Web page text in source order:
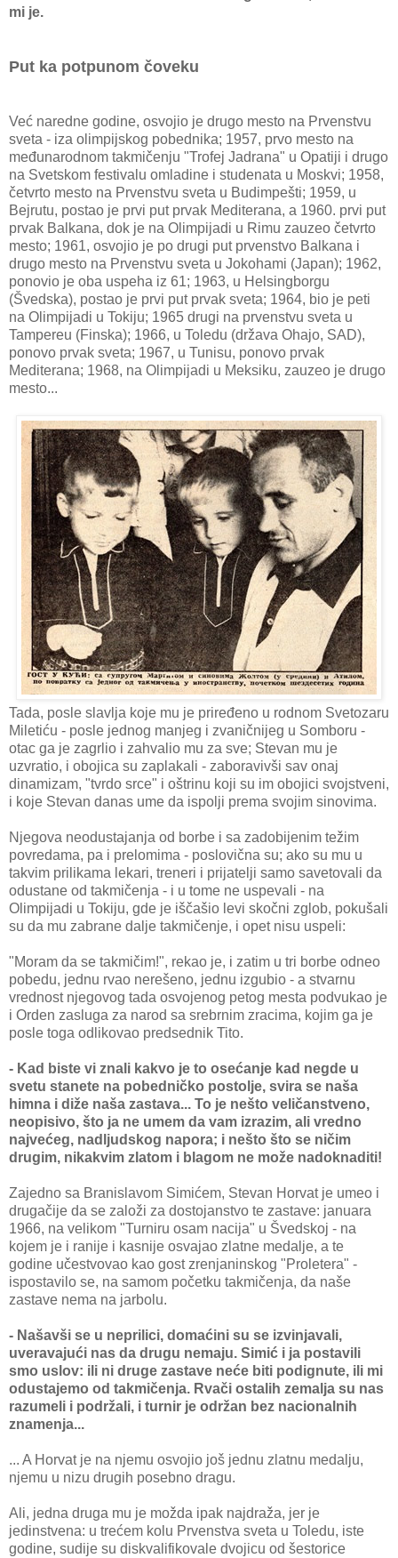
mi je.
Put ka potpunom čoveku
Već naredne godine, osvojio je drugo mesto na Prvenstvu
sveta - iza olimpijskog pobednika; 1957, prvo mesto na
međunarodnom takmičenju "Trofej Jadrana" u Opatiji i drugo
na Svetskom festivalu omladine i studenata u Moskvi; 1958,
četvrto mesto na Prvenstvu sveta u Budimpešti; 1959, u
Bejrutu, postao je prvi put prvak Mediterana, a 1960. prvi put
prvak Balkana, dok je na Olimpijadi u Rimu zauzeo četvrto
mesto; 1961, osvojio je po drugi put prvenstvo Balkana i
drugo mesto na Prvenstvu sveta u Jokohami (Japan); 1962,
ponovio je oba uspeha iz 61; 1963, u Helsingborgu
(Švedska), postao je prvi put prvak sveta; 1964, bio je peti
na Olimpijadi u Tokiju; 1965 drugi na prvenstvu sveta u
Tampereu (Finska); 1966, u Toledu (država Ohajo, SAD),
ponovo prvak sveta; 1967, u Tunisu, ponovo prvak
Mediterana; 1968, na Olimpijadi u Meksiku, zauzeo je drugo
mesto...
Tada, posle slavlja koje mu je priređeno u rodnom Svetozaru
Miletiću - posle jednog manjeg i zvaničnijeg u Somboru -
otac ga je zagrlio i zahvalio mu za sve; Stevan mu je
uzvratio, i obojica su zaplakali - zaboravivši sav onaj
dinamizam, "tvrdo srce" i oštrinu koji su im obojici svojstveni,
i koje Stevan danas ume da ispolji prema svojim sinovima.
Njegova neodustajanja od borbe i sa zadobijenim težim
povredama, pa i prelomima - poslovična su; ako su mu u
takvim prilikama lekari, treneri i prijatelji samo savetovali da
odustane od takmičenja - i u tome ne uspevali - na
Olimpijadi u Tokiju, gde je iščašio levi skočni zglob, pokušali
su da mu zabrane dalje takmičenje, i opet nisu uspeli:
"Moram da se takmičim!", rekao je, i zatim u tri borbe odneo
pobedu, jednu rvao nerešeno, jednu izgubio - a stvarnu
vrednost njegovog tada osvojenog petog mesta podvukao je
i Orden zasluga za narod sa srebrnim zracima, kojim ga je
posle toga odlikovao predsednik Tito.
- Kad biste vi znali kakvo je to osećanje kad negde u
svetu stanete na pobedničko postolje, svira se naša
himna i diže naša zastava... To je nešto veličanstveno,
neopisivo, što ja ne umem da vam izrazim, ali vredno
najvećeg, nadljudskog napora; i nešto što se ničim
drugim, nikakvim zlatom i blagom ne može nadoknaditi!
Zajedno sa Branislavom Simićem, Stevan Horvat je umeo i
drugačije da se založi za dostojanstvo te zastave: januara
1966, na velikom "Turniru osam nacija" u Švedskoj - na
kojem je i ranije i kasnije osvajao zlatne medalje, a te
godine učestvovao kao gost zrenjaninskog "Proletera" -
ispostavilo se, na samom početku takmičenja, da naše
zastave nema na jarbolu.
- Našavši se u neprilici, domaćini su se izvinjavali,
uveravajući nas da drugu nemaju. Simić i ja postavili
smo uslov: ili ni druge zastave neće biti podignute, ili mi
odustajemo od takmičenja. Rvači ostalih zemalja su nas
razumeli i podržali, i turnir je održan bez nacionalnih
znamenja...
... A Horvat je na njemu osvojio još jednu zlatnu medalju,
njemu u nizu drugih posebno dragu.
Ali, jedna druga mu je možda ipak najdraža, jer je
jedinstvena: u trećem kolu Prvenstva sveta u Toledu, iste
godine, sudije su diskvalifikovale dvojicu od šestorice